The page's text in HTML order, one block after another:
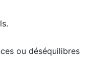
ou déséquilibres